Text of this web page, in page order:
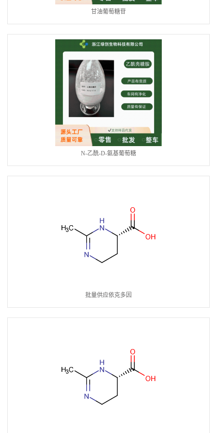
甘油葡萄糖苷
N-乙酰-D-氨基葡萄糖
批量供应依克多因